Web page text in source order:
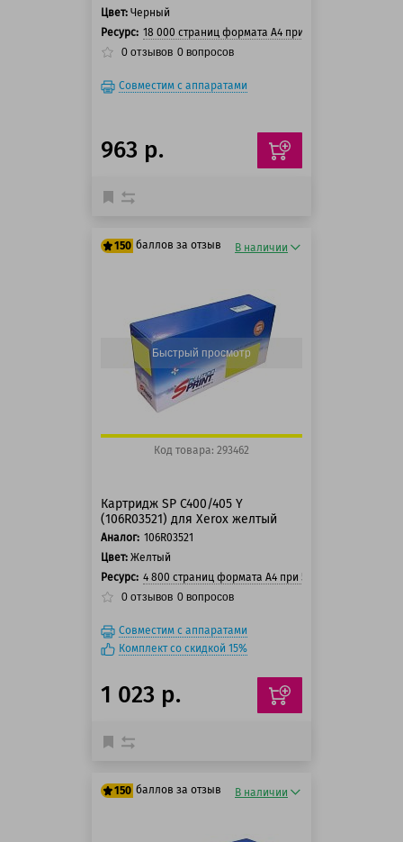
Цвет: Черный
Ресурс: 18 000 страниц формата А4 при 5% заполнении
0 отзывов 0 вопросов
Совместим с аппаратами
963 р.
150 баллов за отзыв
150 баллов
В наличии
Быстрый просмотр
Код товара: 293462
Картридж SP C400/405 Y
(106R03521) для Xerox желтый
Аналог: 106R03521
Цвет: Желтый
Ресурс: 4 800 страниц формата А4 при 5% заполнении
0 отзывов 0 вопросов
Совместим с аппаратами
Комплект со скидкой 15%
1 023 р.
150 баллов за отзыв В наличии